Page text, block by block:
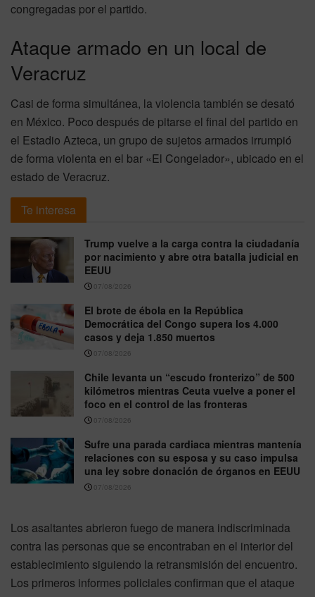
congregadas por el partido.
Ataque armado en un local de
Veracruz
Casi de forma simultánea, la violencia también se desató
en México. Poco después de pitarse el final del partido en
el Estadio Azteca, un grupo de sujetos armados irrumpió
de forma violenta en el bar «El Congelador», ubicado en el
estado de Veracruz.
Te interesa
Trump vuelve a la carga contra la ciudadanía
por nacimiento y abre otra batalla judicial en
EEUU
07/08/2026
El brote de ébola en la República
Democrática del Congo supera los 4.000
casos y deja 1.850 muertos
07/08/2026
Chile levanta un “escudo fronterizo” de 500
kilómetros mientras Ceuta vuelve a poner el
foco en el control de las fronteras
07/08/2026
Sufre una parada cardiaca mientras mantenía
relaciones con su esposa y su caso impulsa
una ley sobre donación de órganos en EEUU
07/08/2026
Los asaltantes abrieron fuego de manera indiscriminada
contra las personas que se encontraban en el interior del
establecimiento siguiendo la retransmisión del encuentro.
Los primeros informes policiales confirman que el ataque